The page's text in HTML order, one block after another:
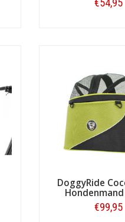
€54,95
DoggyRide
€99,95